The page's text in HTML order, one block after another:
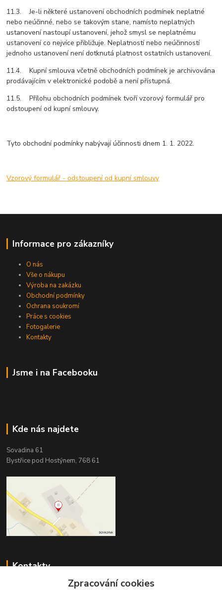
11.3. Je-li některé ustanovení obchodních podmínek neplatné
nebo neúčinné, nebo se takovým stane, namísto neplatných
ustanovení nastoupí ustanovení, jehož smysl se neplatnému
ustanovení co nejvíce přibližuje. Neplatností nebo neúčinností
jednoho ustanovení není dotknutá platnost ostatních ustanovení.
11.4. Kupní smlouva včetně obchodních podmínek je archivována
prodávajícím v elektronické podobě a není přístupná.
11.5. Přílohu obchodních podmínek tvoří vzorový formulář pro
odstoupení od kupní smlouvy.
Tyto obchodní podmínky nabývají účinnosti dnem 1. 1. 2022.
Vzorový formulář - odstoupení od kupní smlouvy
Informace pro zákazníky
O nás
Vše o nákupu
Výroba na zakázku
Obchodní podmínky
Ochrana soukromí
Práce s cookies
Fotogalerie
Kontakty
Jsme i na Facebooku
Kde nás najdete
Sovadina 61
Bystřice pod Hostýnem, 768 61
Kontakty
DŘEVOPRODUKT BEDNAŘÍK s.r.o.Zpracování cookies